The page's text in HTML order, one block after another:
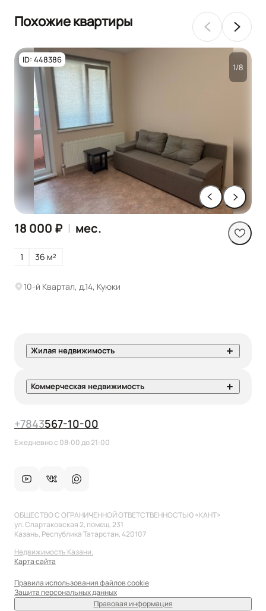
Похожие квартиры
ID: 448386
1/8
18 000 ₽ | мес.
1 36 м²
10-й Квартал, д.14, Куюки
Жилая недвижимость
Коммерческая недвижимость
+7843567-10-00
Ежедневно с 08:00 до 21:00
ОБЩЕСТВО С ОГРАНИЧЕННОЙ ОТВЕТСТВЕННОСТЬЮ «КАНТ»
ул. Спартаковская 2, помещ. 231
Казань, Республика Татарстан, 420107
Недвижимость Казани.
Карта сайта
Правила использования файлов cookie
Защита персональных данных
Правовая информация